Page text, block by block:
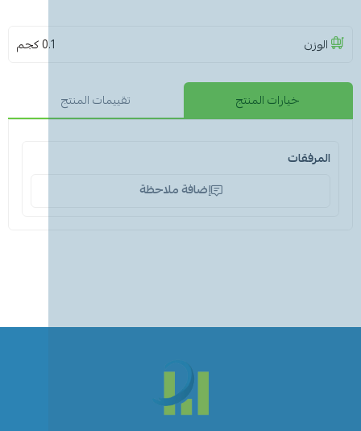
الوزن 0.1 كجم
خيارات المنتج تقييمات المنتج
المرفقات
إضافة ملاحظة